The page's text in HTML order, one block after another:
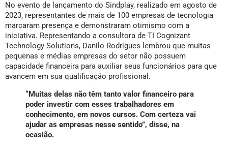
No evento de lançamento do Sindplay, realizado em agosto de
2023, representantes de mais de 100 empresas de tecnologia
marcaram presença e demonstraram otimismo com a
iniciativa. Representando a consultora de TI Cognizant
Technology Solutions, Danilo Rodrigues lembrou que muitas
pequenas e médias empresas do setor não possuem
capacidade financeira para auxiliar seus funcionários para que
avancem em sua qualificação profissional.
“Muitas delas não têm tanto valor financeiro para
poder investir com esses trabalhadores em
conhecimento, em novos cursos. Com certeza vai
ajudar as empresas nesse sentido”, disse, na
ocasião.